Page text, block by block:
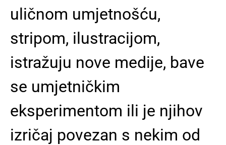
uličnom umjetnošću,
stripom, ilustracijom,
istražuju nove medije, bave
se umjetničkim
eksperimentom ili je njihov
izričaj povezan s nekim od